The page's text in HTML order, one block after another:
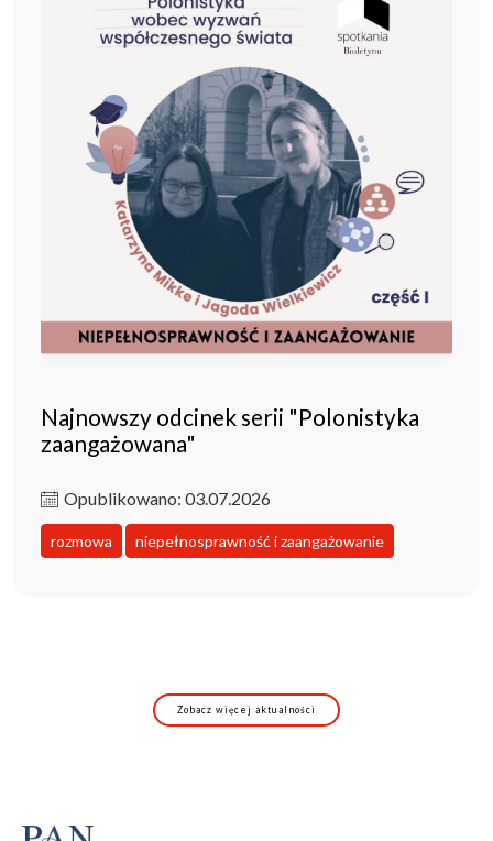
Najnowszy odcinek serii "Polonistyka
zaangażowana"
Opublikowano: 03.07.2026
rozmowa niepełnosprawność i zaangażowanie
Zobacz więcej aktualności